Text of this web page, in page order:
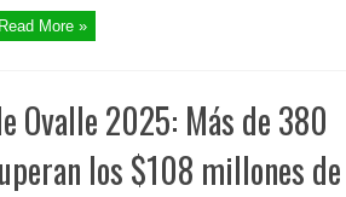
Read More »
Ovalle 2025: Más de 380
los $108 millones de